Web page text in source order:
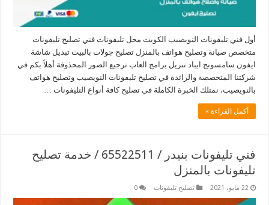
أول فني تليفونات النويصيب الكويت محل تليفونات فني تصليح تليفونات
متخصص صيانة وتصليح هواتف بالمنزل تصليح جولات بالبيت تبديل شاشة
ايفون سامسونج ايباد تنزيل برامج العاب ترجيع الصور المحذوفة أهلاً بكم في
شركتنا المتخصصة والرائدة في تصليح تليفونات النويصيب وتصليح هواتف
بالنويصيب، نمتلك الخبرة الكاملة في تصليح كافة أنواع التليفونات …
أكمل القراءة »
فني تليفونات بنيدر / 65522511 / خدمة تصليح
تليفونات بالمنزل
22 مايو، 2021 تصليح تليفونات 0